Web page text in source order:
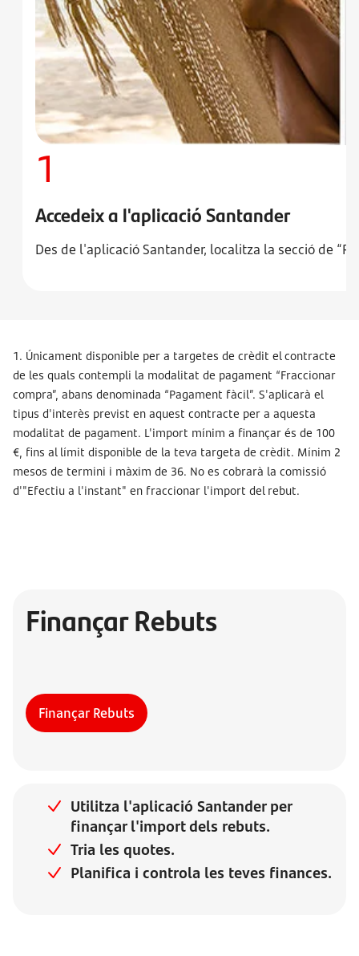
1
Accedeix a l'aplicació Santander
Des de l'aplicació Santander, localitza la secció de
1. Únicament disponible per a targetes de crèdit el contracte
de les quals contempli la modalitat de pagament “Fraccionar
compra”, abans denominada “Pagament fàcil”. S'aplicarà el
tipus d'interès previst en aquest contracte per a aquesta
modalitat de pagament. L'import mínim a finançar és de 100
€, fins al límit disponible de la teva targeta de crèdit. Mínim 2
mesos de termini i màxim de 36. No es cobrarà la comissió
d'"Efectiu a l'instant" en fraccionar l'import del rebut.
Finançar Rebuts
Finançar Rebuts
Utilitza l'aplicació Santander per
finançar l'import dels rebuts.
Tria les quotes.
Planifica i controla les teves finances.